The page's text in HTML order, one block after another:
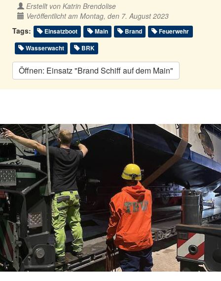
Erstellt von Katrin Brendolise
Veröffentlicht am Montag, den 7. August 2023
Tags:
Einsatzboot Main Brand
Feuerwehr
Wasserwacht
BRK
Öffnen: Einsatz "Brand Schiff auf dem Main"